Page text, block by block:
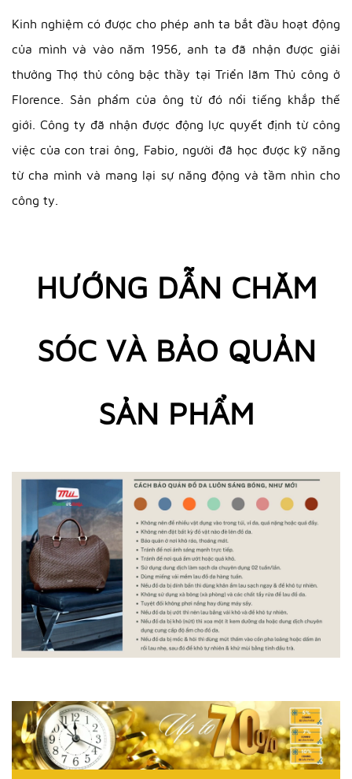
Kinh nghiệm có được cho phép anh ta bắt đầu hoạt động
của mình và vào năm 1956, anh ta đã nhận được giải
thưởng Thợ thủ công bậc thầy tại Triển lãm Thủ công ở
Florence. Sản phẩm của ông từ đó nổi tiếng khắp thế
giới. Công ty đã nhận được động lực quyết định từ công
việc của con trai ông, Fabio, người đã học được kỹ năng
từ cha mình và mang lại sự năng động và tầm nhìn cho
công ty.
HƯỚNG DẪN CHĂM
SÓC VÀ BẢO QUẢN
SẢN PHẨM